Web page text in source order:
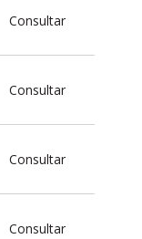
Consultar
Consultar
Consultar
Consultar